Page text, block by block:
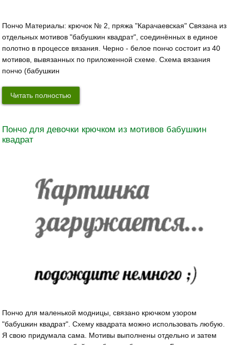
Пончо Материалы: крючок № 2, пряжа "Карачаевская" Связана из
отдельных мотивов "бабушкин квадрат", соединённых в единое
полотно в процессе вязания. Черно - белое пончо состоит из 40
мотивов, вывязанных по приложенной схеме. Схема вязания
пончо (бабушкин
Читать полностью
Пончо для девочки крючком из мотивов бабушкин
квадрат
Пончо для маленькой модницы, связано крючком узором
"бабушкин квадрат". Схему квадрата можно использовать любую.
Я свою придумала сама. Мотивы выполнены отдельно и затем